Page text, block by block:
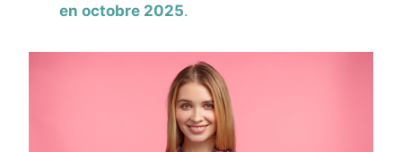
en octobre 2025.